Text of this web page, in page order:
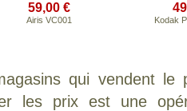
59,00 €
Airis VC001 Kodak
qui vendent le
les prix est une